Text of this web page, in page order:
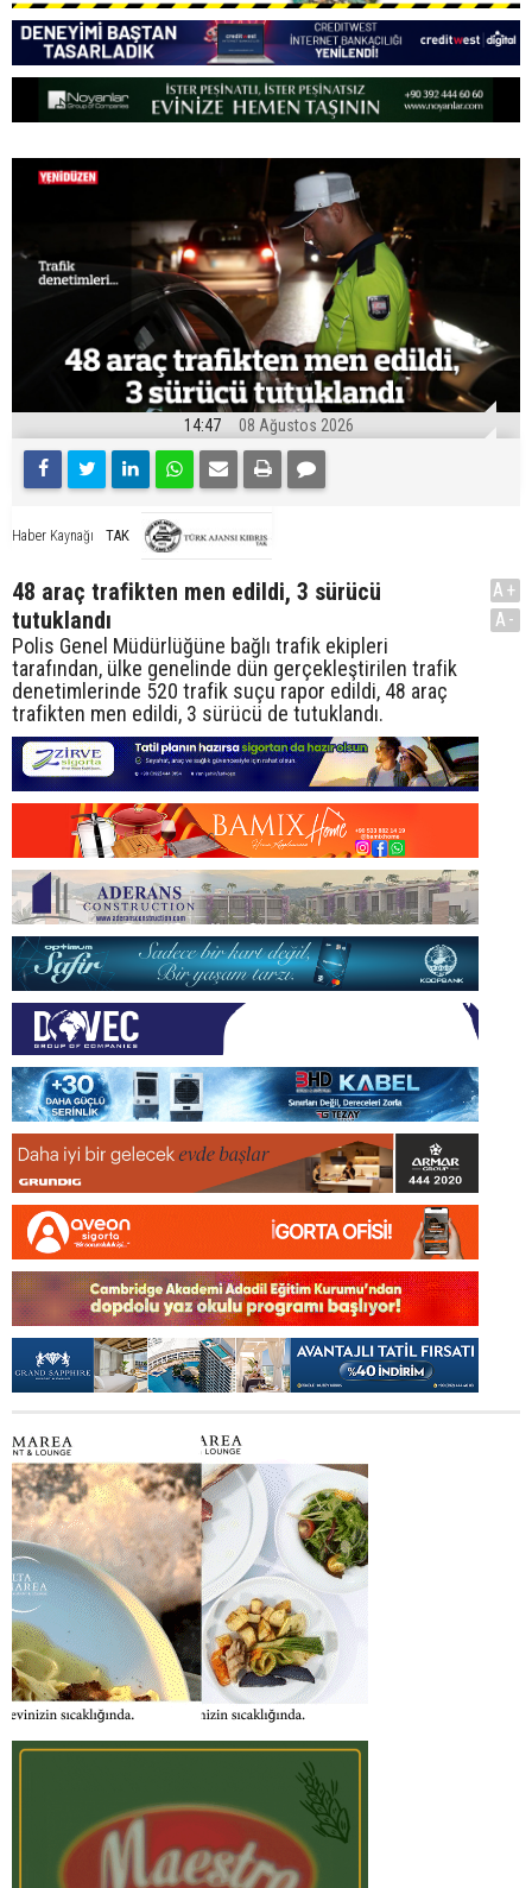
14:47 08 Ağustos 2026
Haber Kaynağı TAK
48 araç trafikten men edildi, 3 sürücü
tutuklandı
Polis Genel Müdürlüğüne bağlı trafik ekipleri
tarafından, ülke genelinde dün gerçekleştirilen trafik
denetimlerinde 520 trafik suçu rapor edildi, 48 araç
trafikten men edildi, 3 sürücü de tutuklandı.
A+
A-